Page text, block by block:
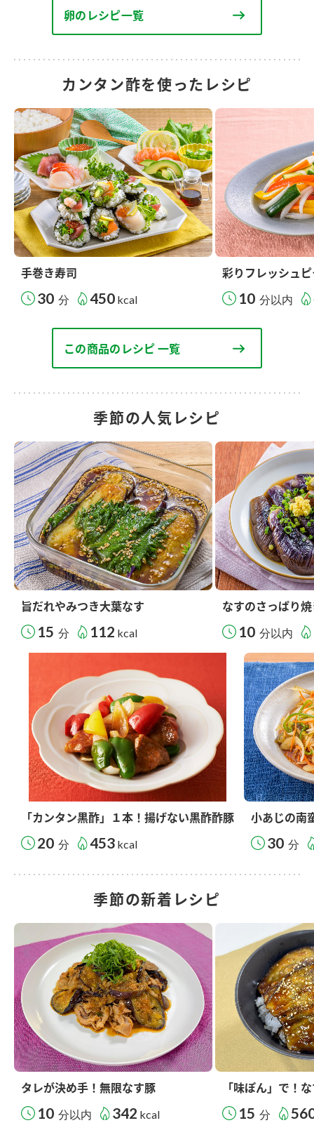
卵のレシピ一覧
カンタン酢を使ったレシピ
手巻き寿司
30 分 450 kcal
彩りフレッシュ
10 分以内
この商品のレシピ 一覧
季節の人気レシピ
旨だれやみつき大葉なす
15 分 112 kcal
なすのさっぱり
10 分以内
「カンタン黒酢」１本！揚げない黒酢酢豚
20 分 453 kcal
小あじの南
30 分
季節の新着レシピ
タレが決め手！無限なす豚
10 分以内 342 kcal
「味ぽん」で！
15 分